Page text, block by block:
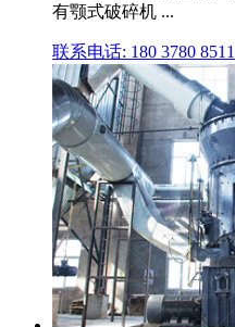
有颚式破碎机 ...
联系电话: 180 3780 8511